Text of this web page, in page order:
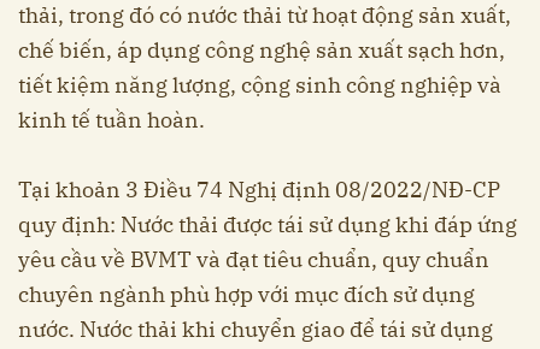
thải, trong đó có nước thải từ hoạt động sản xuất,
chế biến, áp dụng công nghệ sản xuất sạch hơn,
tiết kiệm năng lượng, cộng sinh công nghiệp và
kinh tế tuần hoàn.
Tại khoản 3 Điều 74 Nghị định 08/2022/NĐ-CP
quy định: Nước thải được tái sử dụng khi đáp ứng
yêu cầu về BVMT và đạt tiêu chuẩn, quy chuẩn
chuyên ngành phù hợp với mục đích sử dụng
nước. Nước thải khi chuyển giao để tái sử dụng